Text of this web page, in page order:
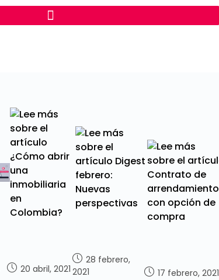
20 abril, 2021
28 febrero,
2021
17 febrero, 2021